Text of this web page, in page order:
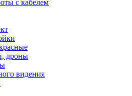
с кабелем
дроны
видения